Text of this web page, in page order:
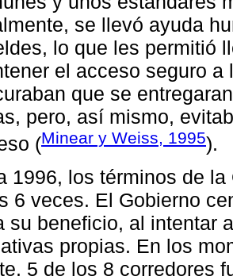
se llevó ayuda
lo que les permitió
el acceso seguro
que se
pero, así mismo,
(Minear y Weiss, 1995).
1996, los términos de
6 veces. El Gobierno
su beneficio, al intentar
propias. En los
5 de los 8 corredores